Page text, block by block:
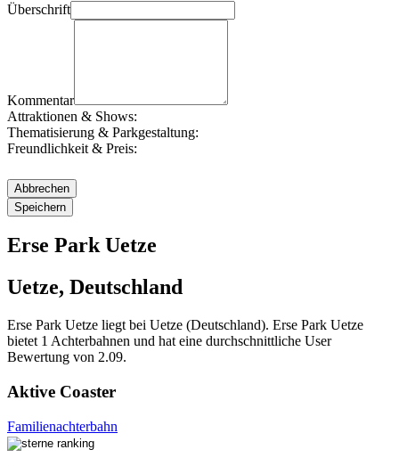
Überschrift
Kommentar
Attraktionen & Shows:
Thematisierung & Parkgestaltung:
Freundlichkeit & Preis:
Erse Park Uetze
Uetze, Deutschland
Erse Park Uetze liegt bei Uetze (Deutschland). Erse Park Uetze
bietet 1 Achterbahnen und hat eine durchschnittliche User
Bewertung von 2.09.
Aktive Coaster
Familienachterbahn